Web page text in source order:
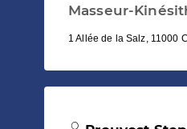
Masseur-
1 Allée de la Salz, 11000